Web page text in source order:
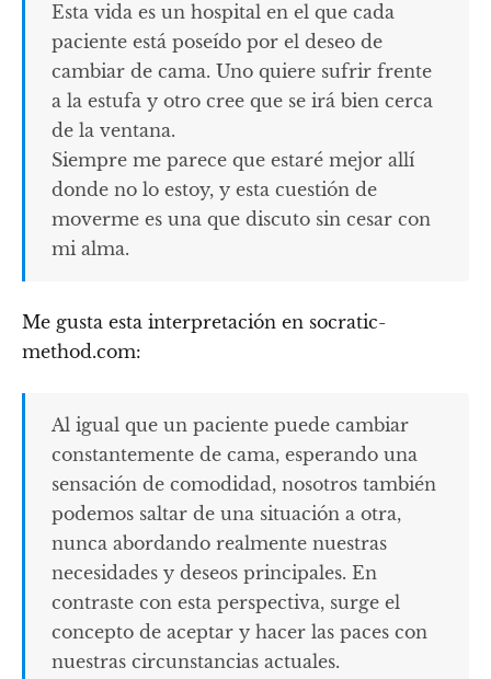
Esta vida es un hospital en el que cada
paciente está poseído por el deseo de
cambiar de cama. Uno quiere sufrir frente
a la estufa y otro cree que se irá bien cerca
de la ventana.
Siempre me parece que estaré mejor allí
donde no lo estoy, y esta cuestión de
moverme es una que discuto sin cesar con
mi alma.
Me gusta esta interpretación en socratic-
method.com:
Al igual que un paciente puede cambiar
constantemente de cama, esperando una
sensación de comodidad, nosotros también
podemos saltar de una situación a otra,
nunca abordando realmente nuestras
necesidades y deseos principales. En
contraste con esta perspectiva, surge el
concepto de aceptar y hacer las paces con
nuestras circunstancias actuales.